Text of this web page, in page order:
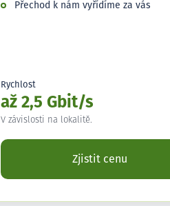
Přechod k nám vyřídíme za vás
Rychlost
až 2,5 Gbit/s
V závislosti na lokalitě.
Zjistit cenu